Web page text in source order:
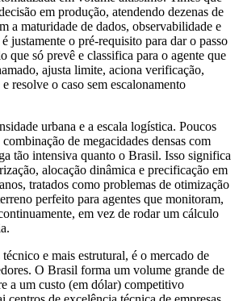
em produção, atendendo dezenas de
a maturidade de dados, observabilidade e
justamente o pré-requisito para dar o passo
que só prevê e classifica para o agente que
ajusta limite, aciona verificação,
resolve o caso sem escalonamento
urbana e a escala logística. Poucos
de megacidades densas com
tão intensiva quanto o Brasil. Isso significa
alocação dinâmica e precificação em
tratados como problemas de otimização
perfeito para agentes que monitoram,
em vez de rodar um cálculo
e mais estrutural, é o mercado de
O Brasil forma um volume grande de
a um custo (em dólar) competitivo